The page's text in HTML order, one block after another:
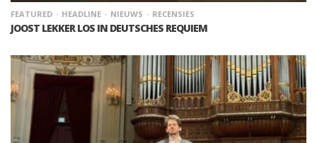
FEATURED HEADLINE NIEUWS RECENSIES
JOOST LEKKER LOS IN DEUTSCHES REQUIEM